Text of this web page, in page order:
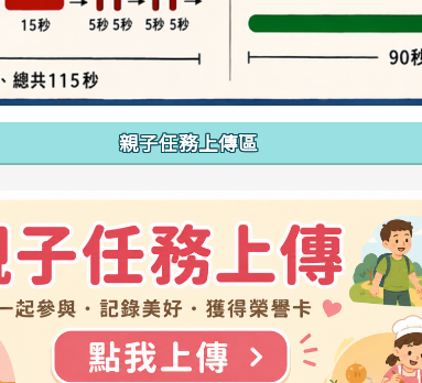
親子任務上傳區